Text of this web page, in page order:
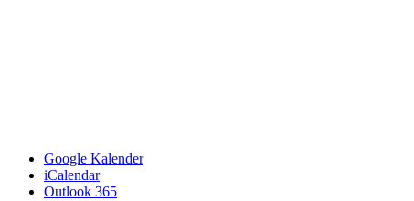
Google Kalender
iCalendar
Outlook 365